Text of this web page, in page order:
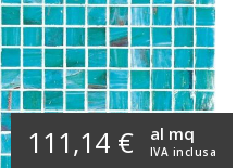
111,14 € IVA inclusa
al mq